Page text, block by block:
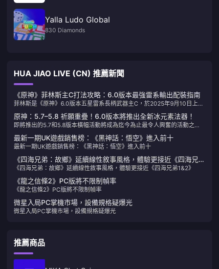
Yalla Ludo Global
830 Diamonds
HUA JIAO LIVE (CN) 推薦新聞
《原神》菲林斯主C打法攻略：6.0版本最強雷系輸出配裝指南
菲林斯是《原神》6.0版本五星雷系長柄武器主C，於2025年9月10日上
物實現極強駐場輸出。作為一個追蹤《原神》角色開發好幾年的編輯，我
得說菲林斯的設計真的讓我眼前一亮。這次米哈遊終於填補了雷系長柄武
器主C的空缺——說實話，這個位置空了太久了。
原神：5.7–5.8 祈願重疊！6.0版本將推出全新冰元素法器！
即將推出的5.7和5.8版本橫幅活動將成為迄今為止最令人興奮的活動之
最新一期UK遊戲銷售榜：《黑神話：悟空》進入前十
最新一期UK遊戲銷售榜：《黑神話：悟空》進入前十
《四海兄弟：故鄉》延續線性敘事風格，體驗更接近《四海兄弟
1&2》
《四海兄弟：故鄉》延續線性敘事風格，體驗更接近《四海兄弟1&2》
《龍之信條2》PC版將不限制幀率
《龍之信條2》PC版將不限制幀率
微星入局PC掌機市場，設備規格疑爆光
微星入局PC掌機市場，設備規格疑爆光
推薦商品